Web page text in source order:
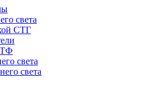
света
СТГ
света
света